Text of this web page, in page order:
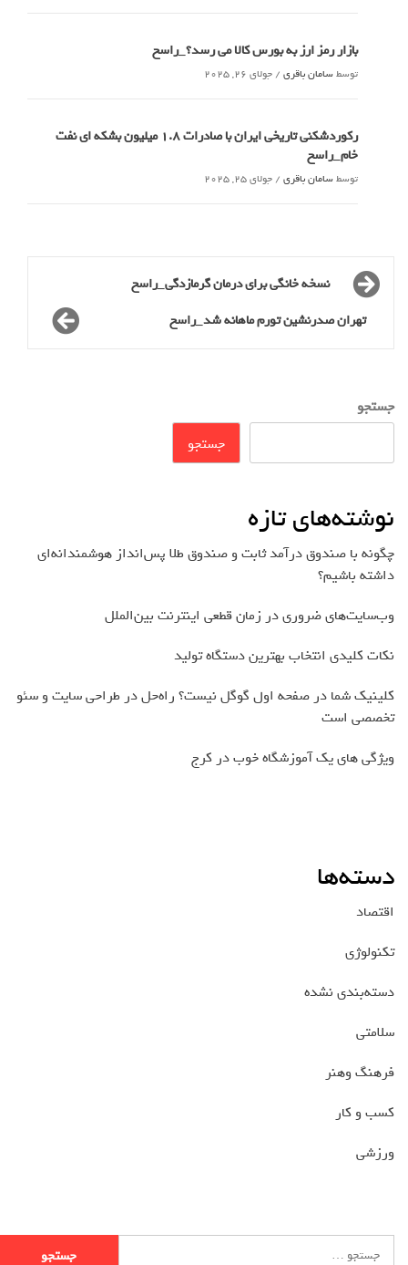
بازار رمز ارز به بورس کالا می رسد؟_راسخ
توسطسامان باقری / جولای 26, 2025
رکوردشکنی تاریخی ایران با صادرات 1.8 میلیون بشکه ای نفت
خام_راسخ
توسطسامان باقری / جولای 25, 2025
نسخه‌ خانگی برای درمان گرمازدگی_راسخ
تهران صدرنشین تورم ماهانه شد_راسخ
جستجو
جستجو
نوشته‌های تازه
چگونه با صندوق درآمد ثابت و صندوق طلا پس‌انداز هوشمندانه‌ای
داشته باشیم؟
وب‌سایت‌های ضروری در زمان قطعی اینترنت بین‌الملل
نکات کلیدی انتخاب بهترین دستگاه تولید
کلینیک شما در صفحه اول گوگل نیست؟ راه‌حل در طراحی سایت و سئو
تخصصی است
ویژگی های یک آموزشگاه خوب در کرج
دسته‌ها
اقتصاد
تکنولوژی
دسته‌بندی نشده
سلامتی
فرهنگ وهنر
کسب و کار
ورزشی